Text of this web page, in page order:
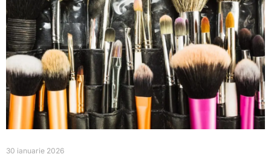
30 ianuarie 2026